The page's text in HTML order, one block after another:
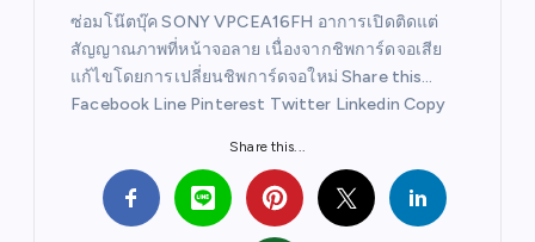
ซ่อมโน๊ตบุ๊ค SONY VPCEA16FH อาการเปิดติดแต่
สัญญาณภาพที่หน้าจอลาย เนื่องจากชิพการ์ดจอเสีย
แก้ไขโดยการเปลี่ยนชิพการ์ดจอใหม่ Share this…
Facebook Line Pinterest Twitter Linkedin Copy
Share this...